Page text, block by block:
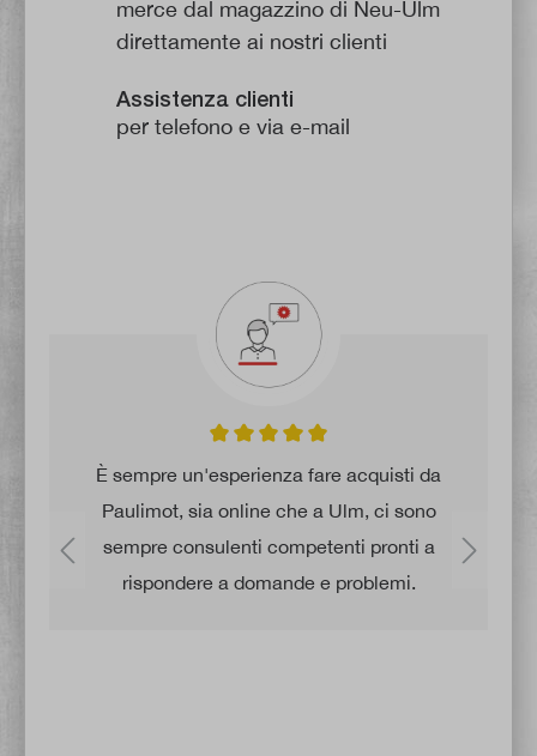
merce dal magazzino di Neu-Ulm
direttamente ai nostri clienti
Assistenza clienti
per telefono e via e-mail
È sempre un'esperienza fare acquisti da
Paulimot, sia online che a Ulm, ci sono
sempre consulenti competenti pronti a
rispondere a domande e problemi.